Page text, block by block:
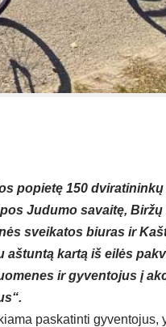
popietę 150
Judumo savaitę,
sveikatos biuras ir
aštuntą kartą iš eilės
ir gyventojus į
paskatinti gyventojus,